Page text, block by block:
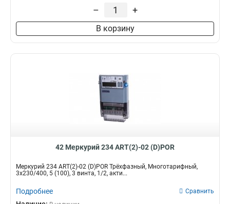
– +
В корзину
42 Меркурий 234 ART(2)-02 (D)POR
Меркурий 234 ART(2)-02 (D)POR Трёхфазный, Многотарифный,
3x230/400, 5 (100), 3 винта, 1/2, акти...
Подробнее Сравнить